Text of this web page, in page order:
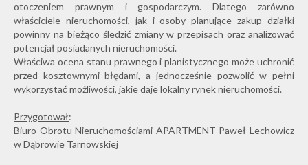
otoczeniem prawnym i gospodarczym. Dlatego zarówno
właściciele nieruchomości, jak i osoby planujące zakup działki
powinny na bieżąco śledzić zmiany w przepisach oraz analizować
potencjał posiadanych nieruchomości.
Właściwa ocena stanu prawnego i planistycznego może uchronić
przed kosztownymi błędami, a jednocześnie pozwolić w pełni
wykorzystać możliwości, jakie daje lokalny rynek nieruchomości.
Przygotował:
Biuro Obrotu Nieruchomościami APARTMENT Paweł Lechowicz
w Dąbrowie Tarnowskiej